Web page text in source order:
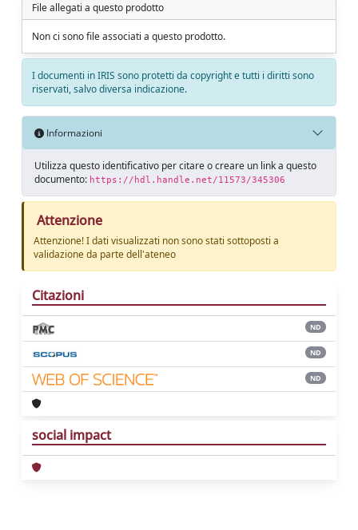
File allegati a questo prodotto
Non ci sono file associati a questo prodotto.
I documenti in IRIS sono protetti da copyright e tutti i diritti sono
riservati, salvo diversa indicazione.
Informazioni
Utilizza questo identificativo per citare o creare un link a questo
documento: https://hdl.handle.net/11573/345306
Attenzione
Attenzione! I dati visualizzati non sono stati sottoposti a
validazione da parte dell'ateneo
Citazioni
ND
ND
ND
social impact